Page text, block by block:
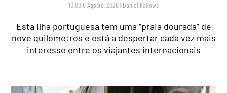
10:00 6 Agosto, 2026 | Daniel Fallows
Esta ilha portuguesa tem uma “praia dourada” de
nove quilómetros e está a despertar cada vez mais
interesse entre os viajantes internacionais